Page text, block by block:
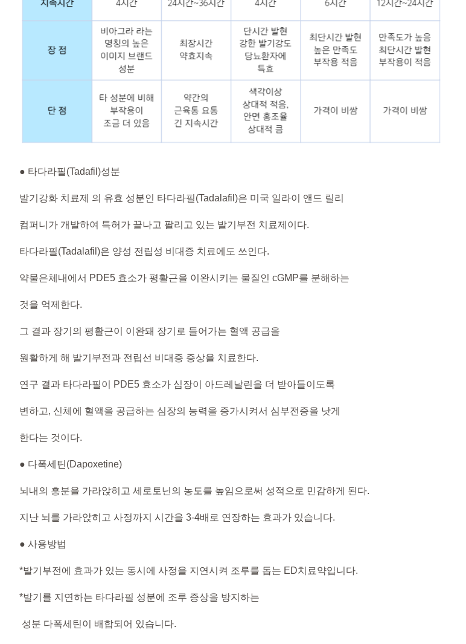
● 타다라필(Tadafil)성분
발기강화 치료제 의 유효 성분인 타다라필(Tadalafil)은 미국 일라이 앤드 릴리
컴퍼니가 개발하여 특허가 끝나고 팔리고 있는 발기부전 치료제이다.
타다라필(Tadalafil)은 양성 전립성 비대증 치료에도 쓰인다.
약물은체내에서 PDE5 효소가 평활근을 이완시키는 물질인 cGMP를 분해하는
것을 억제한다.
그 결과 장기의 평활근이 이완돼 장기로 들어가는 혈액 공급을
원활하게 해 발기부전과 전립선 비대증 증상을 치료한다.
연구 결과 타다라필이 PDE5 효소가 심장이 아드레날린을 더 받아들이도록
변하고, 신체에 혈액을 공급하는 심장의 능력을 증가시켜서 심부전증을 낫게
한다는 것이다.
● 다폭세틴(Dapoxetine)
뇌내의 흥분을 가라앉히고 세로토닌의 농도를 높임으로써 성적으로 민감하게 된다.
지난 뇌를 가라앉히고 사정까지 시간을 3-4배로 연장하는 효과가 있습니다.
● 사용방법
*발기부전에 효과가 있는 동시에 사정을 지연시켜 조루를 돕는 ED치료약입니다.
*발기를 지연하는 타다라필 성분에 조루 증상을 방지하는
성분 다폭세틴이 배합되어 있습니다.